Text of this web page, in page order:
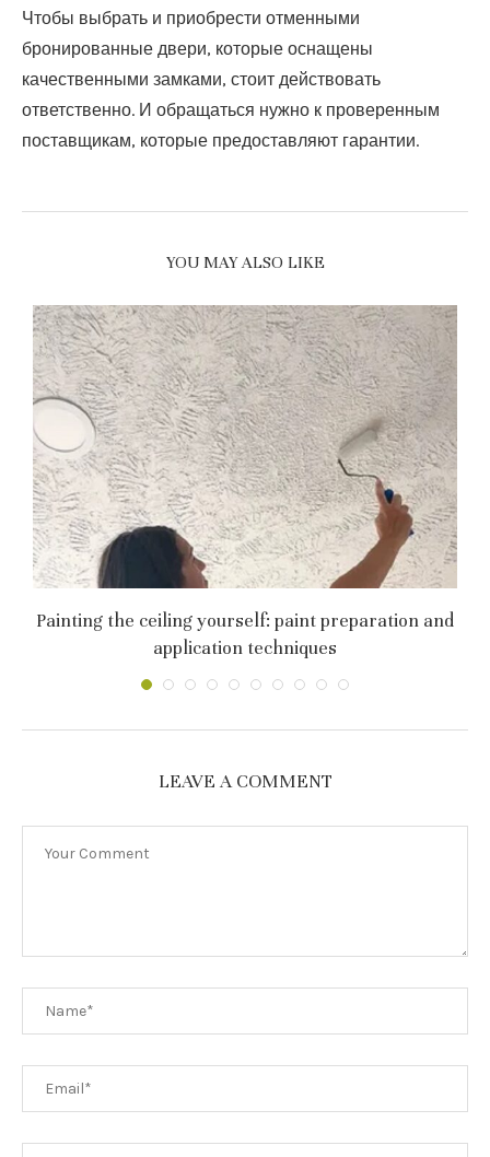
Чтобы выбрать и приобрести отменными
бронированные двери, которые оснащены
качественными замками, стоит действовать
ответственно. И обращаться нужно к проверенным
поставщикам, которые предоставляют гарантии.
YOU MAY ALSO LIKE
Painting the ceiling yourself: paint preparation and
application techniques
LEAVE A COMMENT